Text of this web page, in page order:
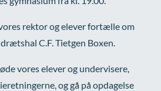
rektor og elever fortælle om
C.F. Tietgen Boxen.
vores elever og undervisere,
og gå på opdagelse